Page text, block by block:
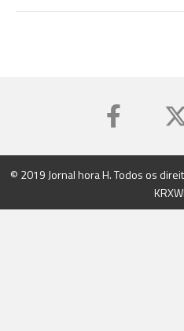
© 2019 Jornal hora H. Todos os